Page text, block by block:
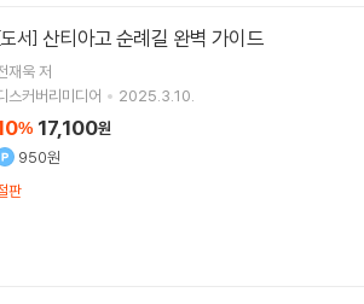
서] 산티아고 순례길 완벽 가이드
재욱저
스커버리미디어
2025.3.10.
% 17,100원
950원
판